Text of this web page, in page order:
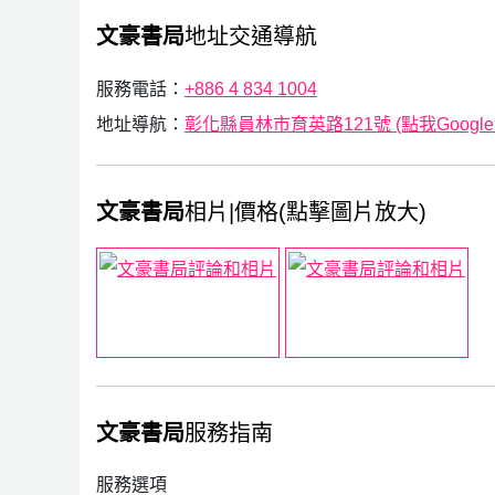
文豪書局地址交通導航
服務電話： +886 4 834 1004
地址導航： 彰化縣員林市育英路121號 (點我
文豪書局相片|價格(點擊圖片放大)
文豪書局服務指南
服務選項